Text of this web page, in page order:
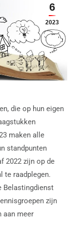
6
2023
die op hun eigen
maken alle
standpunten
2022 zijn op de
te raadplegen.
Belastingdienst
zijn
aan meer